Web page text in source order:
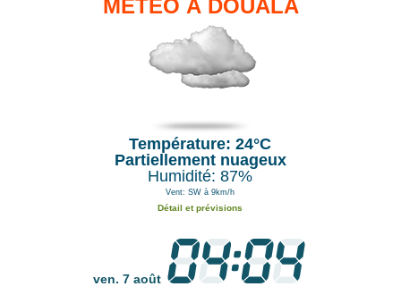
MÉTÉO À DOUALA
Température: 24°C
Partiellement nuageux
Humidité: 87%
Vent: SW à 9km/h
Détail et prévisions
ven. 7 août